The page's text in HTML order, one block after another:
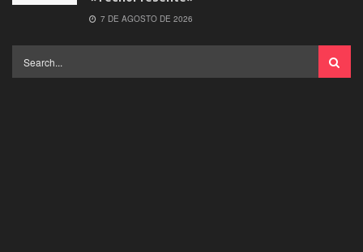
7 DE AGOSTO DE 2026